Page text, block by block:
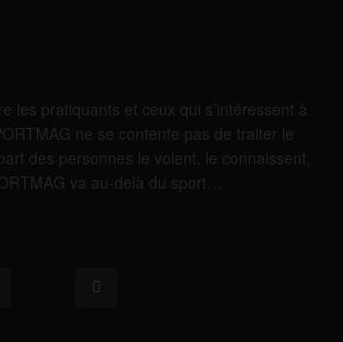
les pratiquants et ceux qui s’intéressent à
ne se contente pas de traiter le
des personnes le voient, le connaissent,
va au-delà du sport…